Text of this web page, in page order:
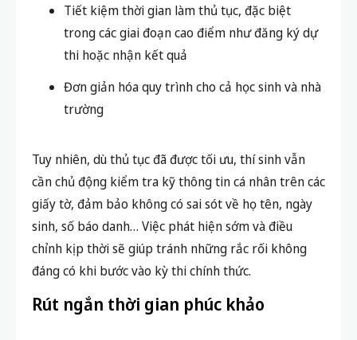
Tiết kiệm thời gian làm thủ tục, đặc biệt
trong các giai đoạn cao điểm như đăng ký dự
thi hoặc nhận kết quả
Đơn giản hóa quy trình cho cả học sinh và nhà
trường
Tuy nhiên, dù thủ tục đã được tối ưu, thí sinh vẫn
cần chủ động kiểm tra kỹ thông tin cá nhân trên các
giấy tờ, đảm bảo không có sai sót về họ tên, ngày
sinh, số báo danh… Việc phát hiện sớm và điều
chỉnh kịp thời sẽ giúp tránh những rắc rối không
đáng có khi bước vào kỳ thi chính thức.
Rút ngắn thời gian phúc khảo